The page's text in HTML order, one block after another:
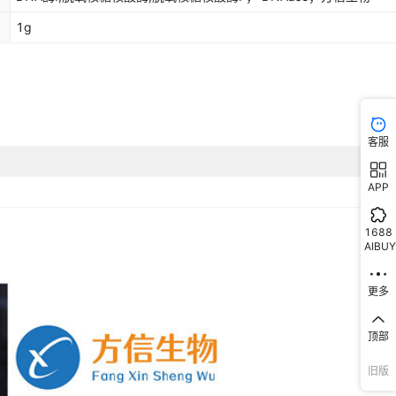
1g
客服
APP
1688
AIBUY
更多
顶部
旧版